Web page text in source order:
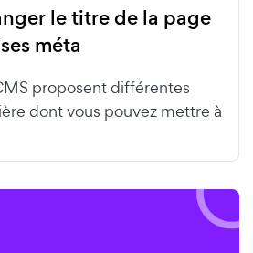
le titre de la page
méta
proposent différentes
dont vous pouvez mettre à